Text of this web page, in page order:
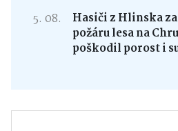
5. 08.
Hasiči z Hlinska
požáru lesa na
poškodil porost i